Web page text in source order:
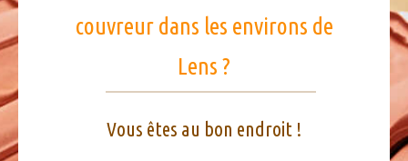
couvreur dans les environs de
Lens ?
Vous êtes au bon endroit !